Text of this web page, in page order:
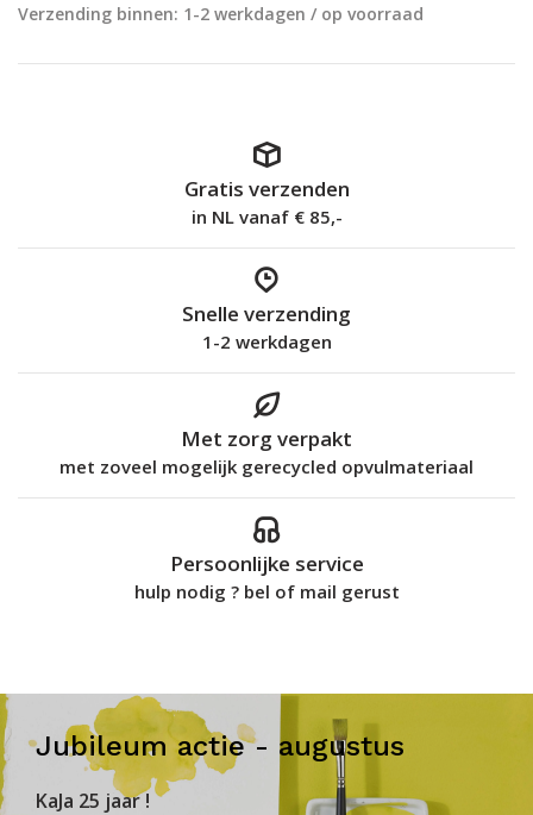
Verzending binnen: 1-2 werkdagen / op voorraad
Gratis verzenden
in NL vanaf € 85,-
Snelle verzending
1-2 werkdagen
Met zorg verpakt
met zoveel mogelijk gerecycled opvulmateriaal
Persoonlijke service
hulp nodig ? bel of mail gerust
Jubileum actie - augustus
KaJa 25 jaar !